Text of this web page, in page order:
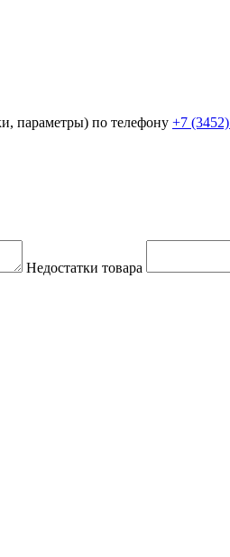
параметры) по телефону +7 (3452)
Недостатки товара